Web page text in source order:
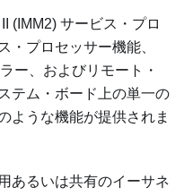
(IMM2) サービス・プロ
・プロセッサー機能、
ー、およびリモート・
テム・ボード上の単一の
ような機能が提供されま
あるいは共有のイーサネ